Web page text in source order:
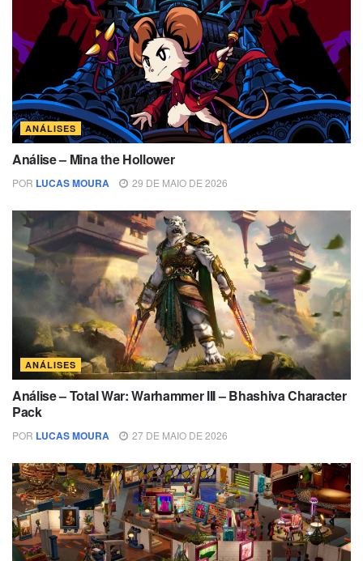
ANÁLISES
Análise – Mina the Hollower
POR LUCAS MOURA 29 DE MAIO DE 2026
ANÁLISES
Análise – Total War: Warhammer III – Bhashiva Character
Pack
POR LUCAS MOURA 27 DE MAIO DE 2026